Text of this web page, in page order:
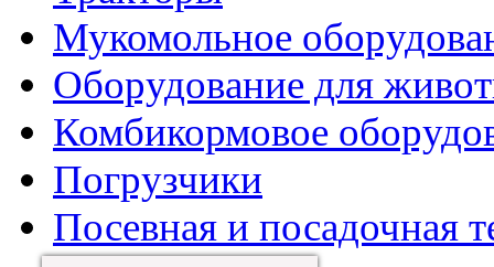
Мукомольное
Оборудование для
Комбикормовое
Погрузчики
Посевная и посадочная